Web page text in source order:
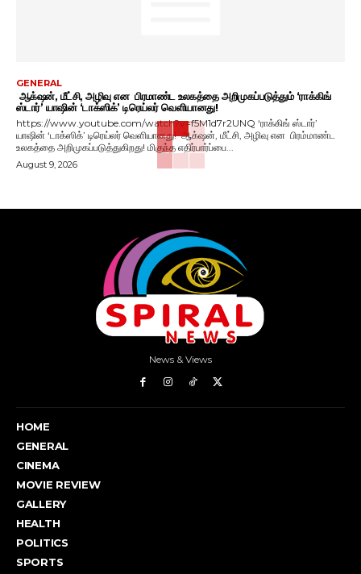
GENERAL
ஆக்‌ஷன், மீட்சி, அழிவு என பிரமாண்ட உலகத்தை அறிமுகப்படுத்தும் ‘ராக்கிங்
ஸ்டார்’ யாஷின் ‘டாக்ஸிக்’ டிரெய்லர் வெளியானது!
https://www.youtube.com/watch?v=f5M1d7r2UNQ ‘ராக்கிங் ஸ்டார்’
யாஷின் ‘டாக்ஸிக்’ டிரெய்லர் வெளியானது! ஆக்‌ஷன், மீட்சி, அழிவு என பிரம்மாண்ட
உலகத்தை அறிமுகப்படுத்துகிறது! மிகுந்த எதிர்பார்ப்பை...
August 9, 2026
News & Views
HOME
GENERAL
CINEMA
MOVIE REVIEW
GALLERY
HEALTH
POLITICS
SPORTS